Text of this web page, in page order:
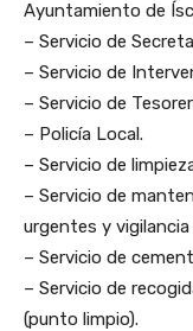
Ayuntamiento de
– Servicio de
– Servicio de
– Servicio de
– Policía Local.
– Servicio de
– Servicio de
urgentes y
– Servicio de
– Servicio de
(punto limpio).